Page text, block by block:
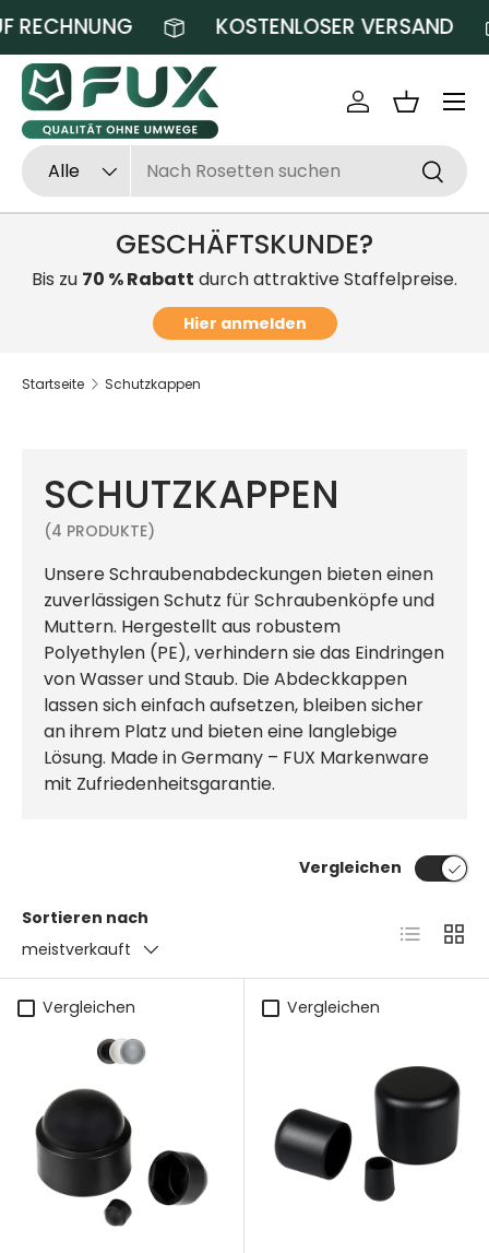
Direkt zum Inhalt
RECHNUNG KOSTENLOSER VERSAND
Suchen
Art
Alle Suchen
Einloggen
GESCHÄFTSKUNDE?
Bis zu 70 % Rabatt durch attraktive Staffelpreise.
Hier anmelden
Startseite Schutzkappen
SCHUTZKAPPEN
(4 PRODUKTE)
Unsere Schraubenabdeckungen bieten einen
zuverlässigen Schutz für Schraubenköpfe und
Muttern. Hergestellt aus robustem
Polyethylen (PE), verhindern sie das Eindringen
von Wasser und Staub. Die Abdeckkappen
lassen sich einfach aufsetzen, bleiben sicher
an ihrem Platz und bieten eine langlebige
Lösung. Made in Germany – FUX Markenware
mit Zufriedenheitsgarantie.
Sortieren nach
meistverkauft
Vergleichen
Vergleichen Vergleichen